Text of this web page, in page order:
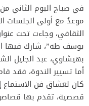
في صباح اليوم الثاني
موعدٌ مع أولى الجلسات
الثقافي، وجاءت تحت
يوسف طه”، شارك فيها
بهيشاوي، عبد الجليل
أما تسيير الندوة، فقد
كان لعشاق فن الاستماع
قصصية، تقدم بها